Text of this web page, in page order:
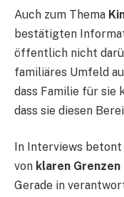
Auch zum Thema
bestätigten
öffentlich nicht
familiäres Umfeld
dass Familie für sie
dass sie diesen
In Interviews
von klaren
Gerade in